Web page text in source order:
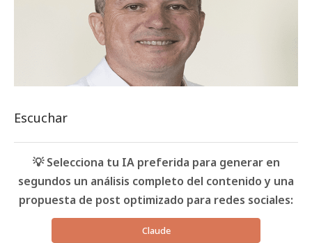
Escuchar
💡 Selecciona tu IA preferida para generar en
segundos un análisis completo del contenido y una
propuesta de post optimizado para redes sociales:
Claude